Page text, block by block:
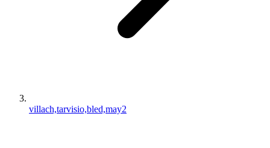
villach,tarvisio,bled,may2